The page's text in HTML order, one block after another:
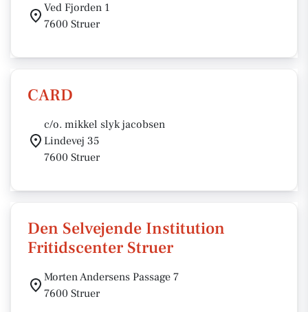
Ved Fjorden 1
7600 Struer
CARD
c/o. mikkel slyk jacobsen
Lindevej 35
7600 Struer
Den Selvejende Institution
Fritidscenter Struer
Morten Andersens Passage 7
7600 Struer